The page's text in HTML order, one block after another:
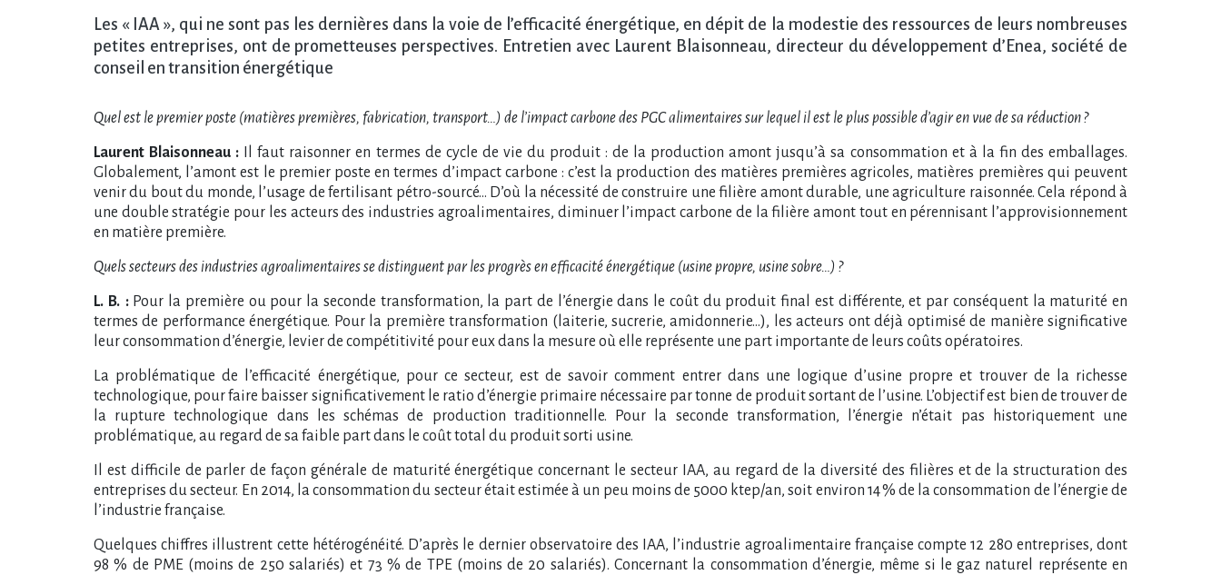
Les « IAA », qui ne sont pas les dernières dans la voie de l’efficacité énergétique, en dépit de la modestie des ressources de leurs nombreuses
petites entreprises, ont de prometteuses perspectives. Entretien avec Laurent Blaisonneau, directeur du développement d’Enea, société de
conseil en transition énergétique
Quel est le premier poste (matières premières, fabrication, transport…) de l’impact carbone des PGC alimentaires sur lequel il est le plus possible d’agir en vue de sa réduction ?
Laurent Blaisonneau :
Il faut raisonner en termes de cycle de vie du produit : de la production amont jusqu’à sa consommation et à la fin des emballages.
Globalement, l’amont est le premier poste en termes d’impact carbone : c’est la production des matières premières agricoles, matières premières qui peuvent
venir du bout du monde, l’usage de fertilisant pétro-sourcé… D’où la nécessité de construire une filière amont durable, une agriculture raisonnée. Cela répond à
une double stratégie pour les acteurs des industries agroalimentaires, diminuer l’impact carbone de la filière amont tout en pérennisant l’approvisionnement
en matière première.
Quels secteurs des industries agroalimentaires se distinguent par les progrès en efficacité énergétique (usine propre, usine sobre…) ?
L. B. : Pour la première ou pour la seconde transformation, la part de l’énergie dans le coût du produit final est différente, et par conséquent la maturité en
termes de performance énergétique. Pour la première transformation (laiterie, sucrerie, amidonnerie…), les acteurs ont déjà optimisé de manière significative
leur consommation d’énergie, levier de compétitivité pour eux dans la mesure où elle représente une part importante de leurs coûts opératoires.
La problématique de l’efficacité énergétique, pour ce secteur, est de savoir comment entrer dans une logique d’usine propre et trouver de la richesse
technologique, pour faire baisser significativement le ratio d’énergie primaire nécessaire par tonne de produit sortant de l’usine. L’objectif est bien de trouver de
la rupture technologique dans les schémas de production traditionnelle. Pour la seconde transformation, l’énergie n’était pas historiquement une
problématique, au regard de sa faible part dans le coût total du produit sorti usine.
Il est difficile de parler de façon générale de maturité énergétique concernant le secteur IAA, au regard de la diversité des filières et de la structuration des
entreprises du secteur. En 2014, la consommation du secteur était estimée à un peu moins de 5000 ktep/an, soit environ 14 % de la consommation de l’énergie de
l’industrie française.
Quelques chiffres illustrent cette hétérogénéité. D’après le dernier observatoire des IAA, l’industrie agroalimentaire française compte 12 280 entreprises, dont
98 % de PME (moins de 250 salariés) et 73 % de TPE (moins de 20 salariés). Concernant la consommation d’énergie, même si le gaz naturel représente en